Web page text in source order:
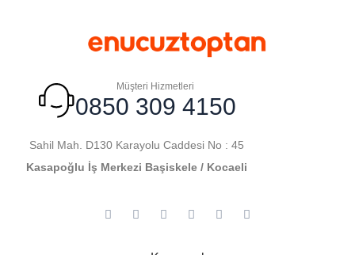
Müşteri Hizmetleri
0850 309 4150
Sahil Mah. D130 Karayolu Caddesi No : 45
Kasapoğlu İş Merkezi Başiskele / Kocaeli